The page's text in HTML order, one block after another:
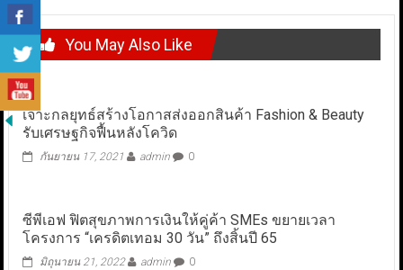
You May Also Like
เจาะกลยุทธ์สร้างโอกาสส่งออกสินค้า Fashion & Beauty
รับเศรษฐกิจฟื้นหลังโควิด
กันยายน 17, 2021 admin 0
ซีพีเอฟ ฟิตสุขภาพการเงินให้คู่ค้า SMEs ขยายเวลา
โครงการ “เครดิตเทอม 30 วัน” ถึงสิ้นปี 65
มิถุนายน 21, 2022 admin 0